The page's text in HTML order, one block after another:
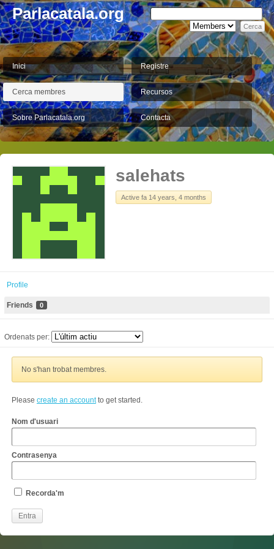
Parlacatala.org
Inici Registre
Cerca membres Recursos
Sobre Parlacatala.org Contacta
salehats
Active fa 14 years, 4 months
Profile
Friends 0
Ordenats per:
No s'han trobat membres.
Please create an accountto get started.
Nom d'usuari
Contrasenya
Recorda'm